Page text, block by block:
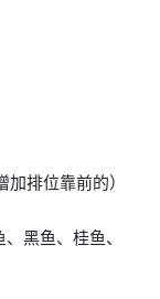
排位靠前的）
黑鱼、桂鱼、